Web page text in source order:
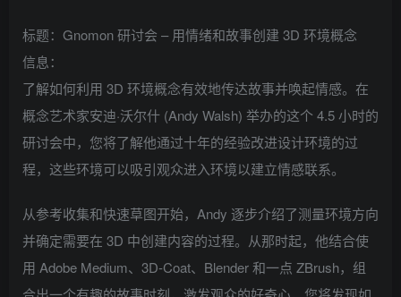
标题：Gnomon 研讨会 – 用情绪和故事创建 3D 环境概念
信息：
了解如何利用 3D 环境概念有效地传达故事并唤起情感。在
概念艺术家安迪·沃尔什 (Andy Walsh) 举办的这个 4.5 小时的
研讨会中，您将了解他通过十年的经验改进设计环境的过
程，这些环境可以吸引观众进入环境以建立情感联系。
从参考收集和快速草图开始，Andy 逐步介绍了测量环境方向
并确定需要在 3D 中创建内容的过程。从那时起，他结合使
用 Adob​​e Medium、3D-Coat、Blender 和一点 ZBrush，组